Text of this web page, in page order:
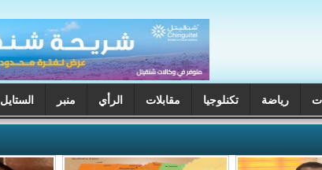
رياضة تكنلوجيا مقابلات الرأي منبر الستايل